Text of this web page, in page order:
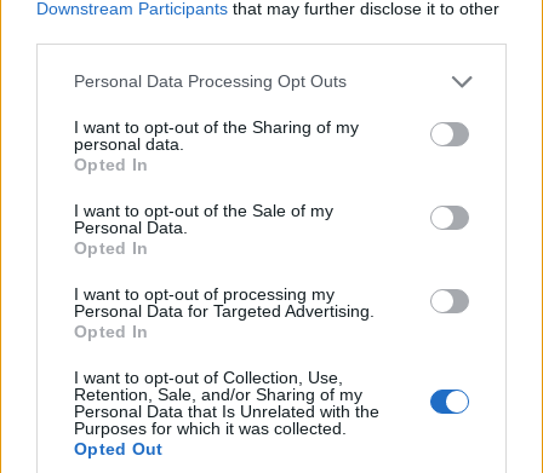
Downstream Participants that may further disclose it to other
Please note that this website/app uses one or more Google
not limited to your visit or usage behaviour. You may click to
grant or deny consent to Google and its third-party tags to
use your data for below specified purposes in below Google
consent section.
Personal Data Processing Opt Outs
I want to opt-out of the Sharing of my
personal data.
Opted In
I want to opt-out of the Sale of my
Personal Data.
Opted In
I want to opt-out of processing my
Personal Data for Targeted Advertising.
Opted In
I want to opt-out of Collection, Use,
Retention, Sale, and/or Sharing of my
Personal Data that Is Unrelated with the
Purposes for which it was collected.
Opted Out